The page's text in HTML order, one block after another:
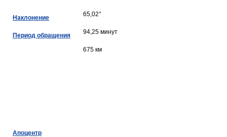
Наклонение 65,02°
Период обращения 94,25 минут
Апоцентр
675 км